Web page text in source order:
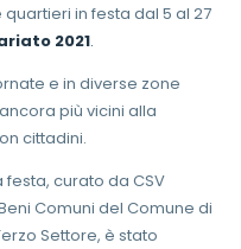
in festa dal 5 al 27
2021.
e in diverse zone
più vicini alla
cittadini.
curato da CSV
Comuni del Comune di
Settore, è stato